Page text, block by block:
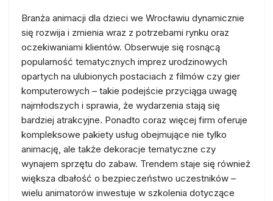
Branża animacji dla dzieci we Wrocławiu dynamicznie
się rozwija i zmienia wraz z potrzebami rynku oraz
oczekiwaniami klientów. Obserwuje się rosnącą
popularność tematycznych imprez urodzinowych
opartych na ulubionych postaciach z filmów czy gier
komputerowych – takie podejście przyciąga uwagę
najmłodszych i sprawia, że wydarzenia stają się
bardziej atrakcyjne. Ponadto coraz więcej firm oferuje
kompleksowe pakiety usług obejmujące nie tylko
animację, ale także dekoracje tematyczne czy
wynajem sprzętu do zabaw. Trendem staje się również
większa dbałość o bezpieczeństwo uczestników –
wielu animatorów inwestuje w szkolenia dotyczące